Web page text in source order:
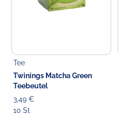
Tee
Twinings Matcha Green
Teebeutel
3,49 €
10 St